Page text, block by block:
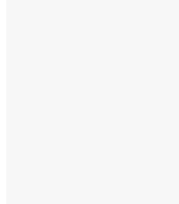
Фонд Пам’яті
Записки за здоров’я